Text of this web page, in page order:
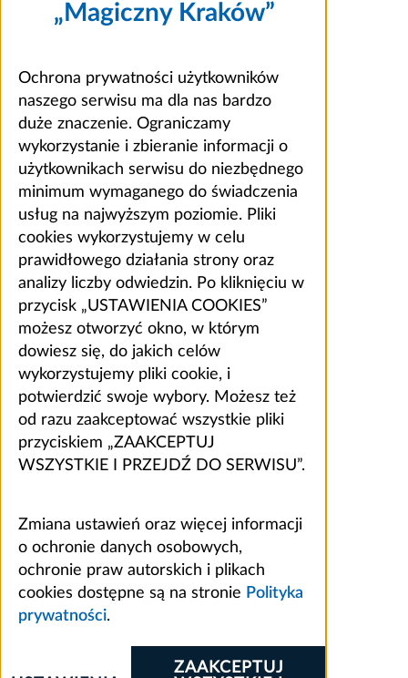
„Magiczny Kraków”
Ochrona prywatności użytkowników
naszego serwisu ma dla nas bardzo
duże znaczenie. Ograniczamy
wykorzystanie i zbieranie informacji o
użytkownikach serwisu do niezbędnego
minimum wymaganego do świadczenia
usług na najwyższym poziomie. Pliki
cookies wykorzystujemy w celu
prawidłowego działania strony oraz
analizy liczby odwiedzin. Po kliknięciu w
przycisk „USTAWIENIA COOKIES”
możesz otworzyć okno, w którym
dowiesz się, do jakich celów
wykorzystujemy pliki cookie, i
potwierdzić swoje wybory. Możesz też
od razu zaakceptować wszystkie pliki
przyciskiem „ZAAKCEPTUJ
WSZYSTKIE I PRZEJDŹ DO SERWISU”.
Zmiana ustawień oraz więcej informacji
o ochronie danych osobowych,
ochronie praw autorskich i plikach
cookies dostępne są na stronie Polityka
prywatności.
ZAAKCEPTUJ